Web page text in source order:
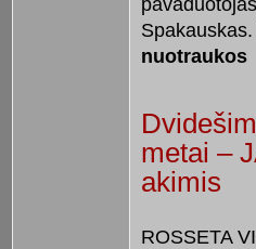
Spakauskas.
nuotraukos
metai –
akimis
ROSSETA